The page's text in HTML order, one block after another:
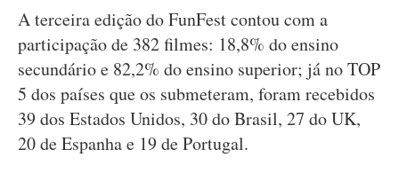
A terceira edição do FunFest contou com a
participação de 382 filmes: 18,8% do ensino
secundário e 82,2% do ensino superior; já no TOP
5 dos países que os submeteram, foram recebidos
39 dos Estados Unidos, 30 do Brasil, 27 do UK,
20 de Espanha e 19 de Portugal.